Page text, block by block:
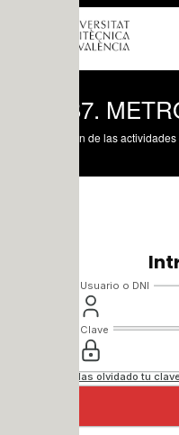
METRO
de las actividades científicas,